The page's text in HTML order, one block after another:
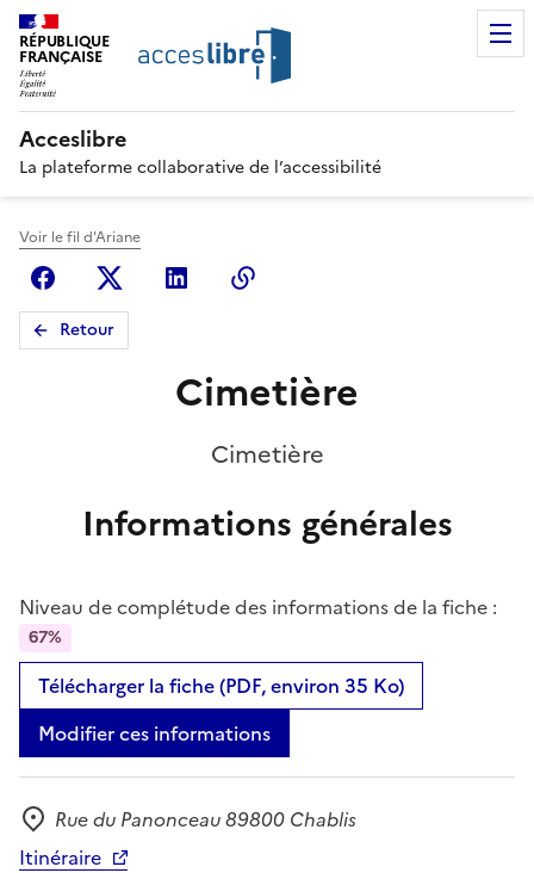
RÉPUBLIQUE
FRANÇAISE
Acceslibre
La plateforme collaborative de l’accessibilité
Voir le fil d'Ariane
FacebookX (anciennement Twitter)
Linkedin
Retour
Cimetière
Cimetière
Informations générales
Niveau de complétude des informations de la fiche :
67%
Télécharger la fiche (PDF, environ 35 Ko)
Modifier ces informations
Adresse
Rue du Panonceau 89800 Chablis
Itinéraire